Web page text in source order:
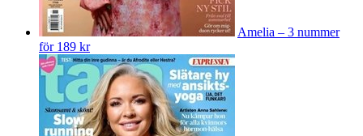
Amelia – 3 nummer
för 189 kr